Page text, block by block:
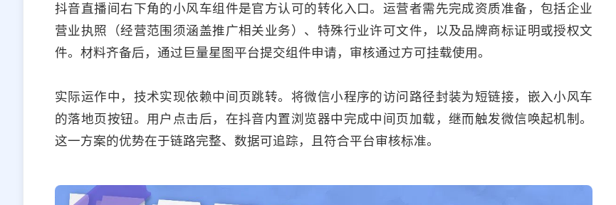
抖音直播间右下角的小风车组件是官方认可的转化入口。运营者需先完成资质准备，包括企业
营业执照（经营范围须涵盖推广相关业务）、特殊行业许可文件，以及品牌商标证明或授权文
件。材料齐备后，通过巨量星图平台提交组件申请，审核通过方可挂载使用。
实际运作中，技术实现依赖中间页跳转。将微信小程序的访问路径封装为短链接，嵌入小风车
的落地页按钮。用户点击后，在抖音内置浏览器中完成中间页加载，继而触发微信唤起机制。
这一方案的优势在于链路完整、数据可追踪，且符合平台审核标准。